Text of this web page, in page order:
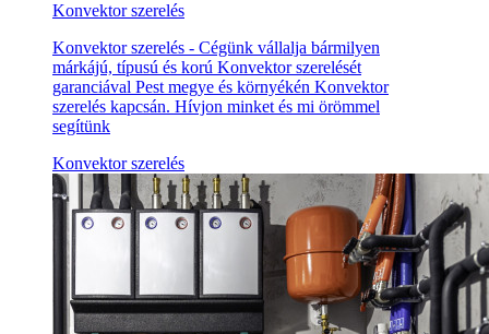
Konvektor szerelés
Konvektor szerelés - Cégünk vállalja bármilyen
márkájú, típusú és korú Konvektor szerelését
garanciával Pest megye és környékén Konvektor
szerelés kapcsán. Hívjon minket és mi örömmel
segítünk
Konvektor szerelés